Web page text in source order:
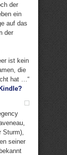
der
ein
auf das
der
ist kein
die
hat …“
Sturm),
seiner